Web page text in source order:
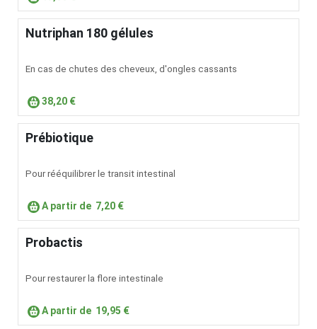
Nutriphan 180 gélules
En cas de chutes des cheveux, d'ongles cassants
38,20 €
Prébiotique
Pour rééquilibrer le transit intestinal
A partir de 7,20 €
Probactis
Pour restaurer la flore intestinale
A partir de 19,95 €